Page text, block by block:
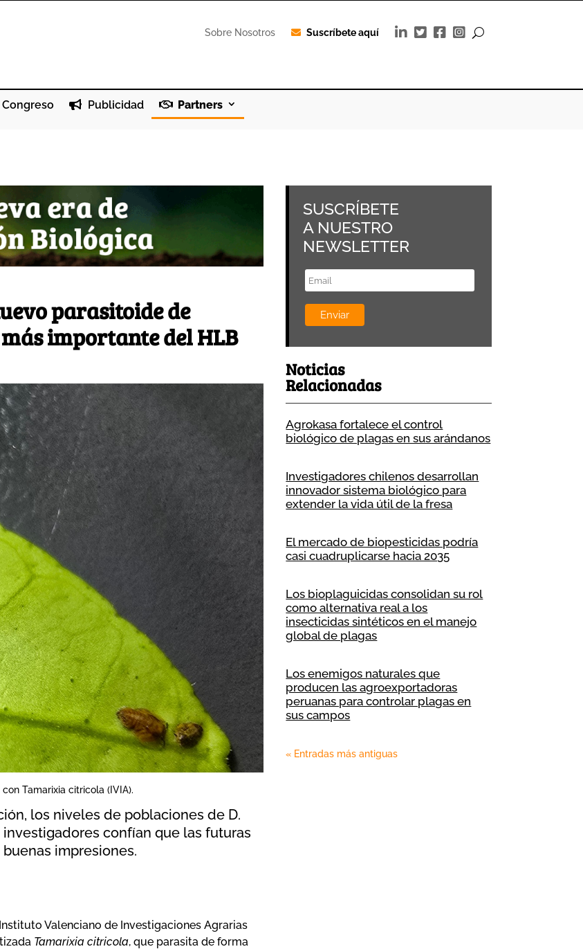
Sobre Nosotros Suscríbete aquí
Congreso Publicidad Partners
parasitoide de
importante del HLB
Tamarixia citricola (IVIA).
los niveles de poblaciones de D.
confían que las futuras
impresiones.
Valenciano de Investigaciones Agrarias
Tamarixia citricola, que parasita de forma
SUSCRÍBETE
A NUESTRO
NEWSLETTER
Noticias
Relacionadas
Agrokasa fortalece el control
biológico de plagas en sus arándanos
Investigadores chilenos desarrollan
innovador sistema biológico para
extender la vida útil de la fresa
El mercado de biopesticidas podría
casi cuadruplicarse hacia 2035
Los bioplaguicidas consolidan su rol
como alternativa real a los
insecticidas sintéticos en el manejo
global de plagas
Los enemigos naturales que
producen las agroexportadoras
peruanas para controlar plagas en
sus campos
« Entradas más antiguas